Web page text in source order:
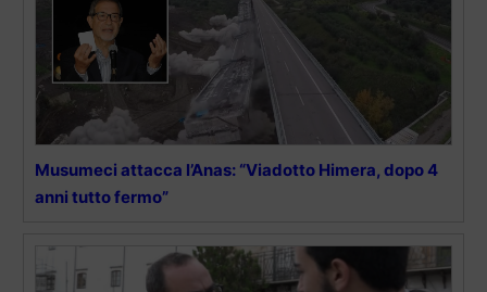
Musumeci attacca l’Anas: “Viadotto Himera, dopo 4
anni tutto fermo”